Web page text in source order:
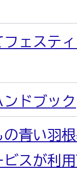
フェステ
ドブック
の青い羽
ビスが利